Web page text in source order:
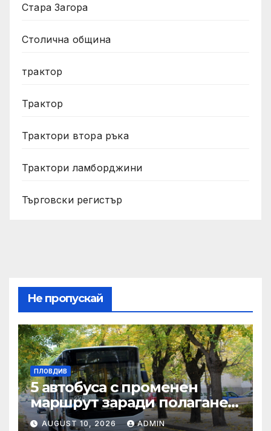
Стара Загора
Столична община
трактор
Трактор
Трактори втора ръка
Трактори ламборджини
Търговски регистър
Не пропускай
ПЛОВДИВ
5 автобуса с променен
маршрут заради полагане
на топлопровод в район
AUGUST 10, 2026 ADMIN